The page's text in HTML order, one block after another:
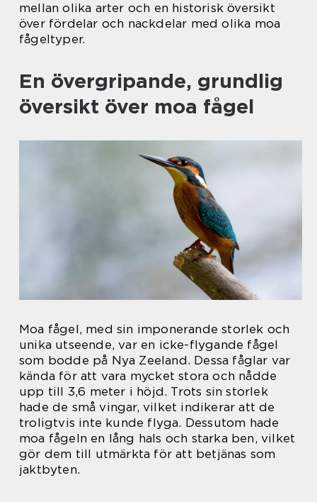
mellan olika arter och en historisk översikt
över fördelar och nackdelar med olika moa
fågeltyper.
En övergripande, grundlig
översikt över moa fågel
Moa fågel, med sin imponerande storlek och
unika utseende, var en icke-flygande fågel
som bodde på Nya Zeeland. Dessa fåglar var
kända för att vara mycket stora och nådde
upp till 3,6 meter i höjd. Trots sin storlek
hade de små vingar, vilket indikerar att de
troligtvis inte kunde flyga. Dessutom hade
moa fågeln en lång hals och starka ben, vilket
gör dem till utmärkta för att betjänas som
jaktbyten.